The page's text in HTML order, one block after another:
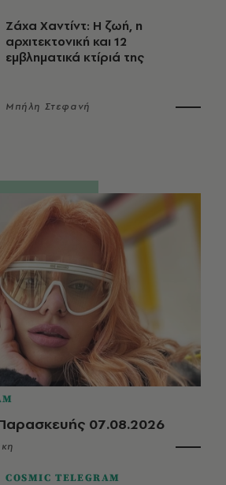
Ζάχα Χαντίντ: Η ζωή, η
αρχιτεκτονική και 12
εμβληματικά κτίριά της
Μπήλη Στεφανή
07.08.2026
COSMIC TELEGRAM